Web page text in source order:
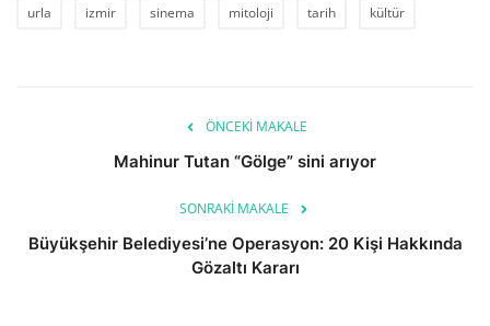
urla
izmir sinema mitoloji tarih kültür
ÖNCEKI MAKALE
Mahinur Tutan “Gölge” sini arıyor
SONRAKI MAKALE
Büyükşehir Belediyesi’ne Operasyon: 20 Kişi Hakkında
Gözaltı Kararı